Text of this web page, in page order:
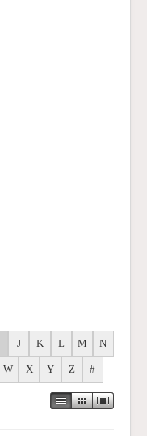
J K L M N
W X Y Z #